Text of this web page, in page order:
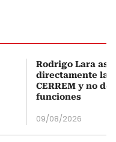
Rodrigo Lara
directamente la
CERREM y no
funciones
09/08/2026